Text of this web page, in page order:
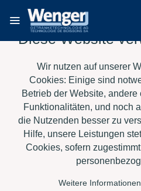
Barrique
HOME › E-SHOP › WEIN ›
BORDELAISE 500 L - CT AR › IM M
Diese Website
Wir nutzen auf unserer
Cookies: Einige sind
Betrieb der Website,
Funktionalitäten, und noch
die Nutzenden besser zu
Hilfe, unsere Leistungen
Cookies, sofern
Weitere